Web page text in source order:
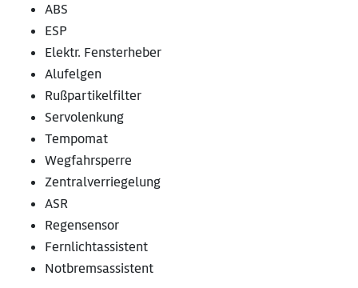
ABS
ESP
Elektr. Fensterheber
Alufelgen
Rußpartikelfilter
Servolenkung
Tempomat
Wegfahrsperre
Zentralverriegelung
ASR
Regensensor
Fernlichtassistent
Notbremsassistent